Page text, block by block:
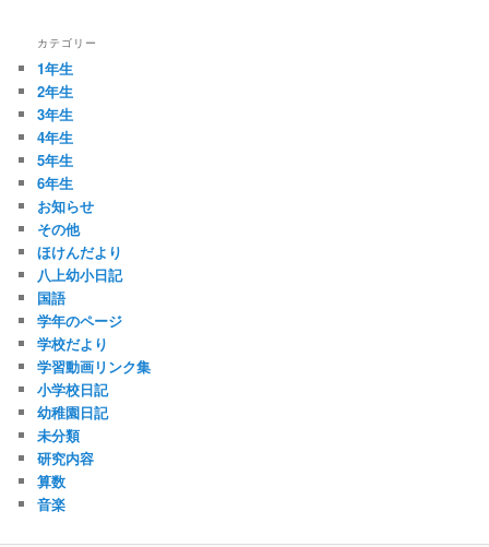
カテゴリー
1年生
2年生
3年生
4年生
5年生
6年生
お知らせ
その他
ほけんだより
八上幼小日記
国語
学年のページ
学校だより
学習動画リンク集
小学校日記
幼稚園日記
未分類
研究内容
算数
音楽